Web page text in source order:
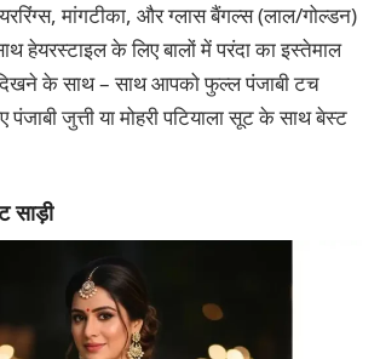
मांगटीका, और ग्लास बैंगल्स (लाल/गोल्डन)
हेयरस्टाइल के लिए बालों में परंदा का इस्तेमाल
के साथ – साथ आपको फुल्ल पंजाबी टच
जुत्ती या मोहरी पटियाला सूट के साथ बेस्ट
साड़ी